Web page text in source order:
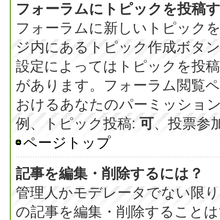
フォーラムにトピックを投稿
フォーラムに新しいトピック
ジ内にあるトピック作成ボタ
設定によってはトピックを投
があります。フォーラム閲覧
おけるあなたのパーミッショ
例、トピック投稿: 可、投票参
ページトップ
記事を編集・削除するには？
管理人かモデレータでない限
の記事を編集・削除すること